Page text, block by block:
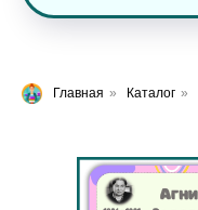
Главная » Каталог »